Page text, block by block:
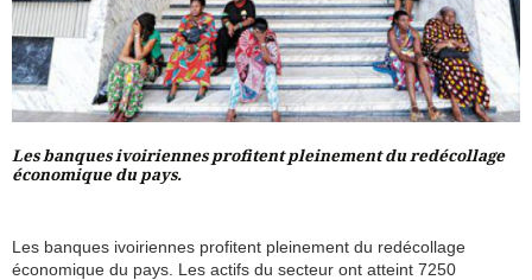
Les banques ivoiriennes profitent pleinement du redécollage
économique du pays.
Les banques ivoiriennes profitent pleinement du redécollage
économique du pays. Les actifs du secteur ont atteint 7250